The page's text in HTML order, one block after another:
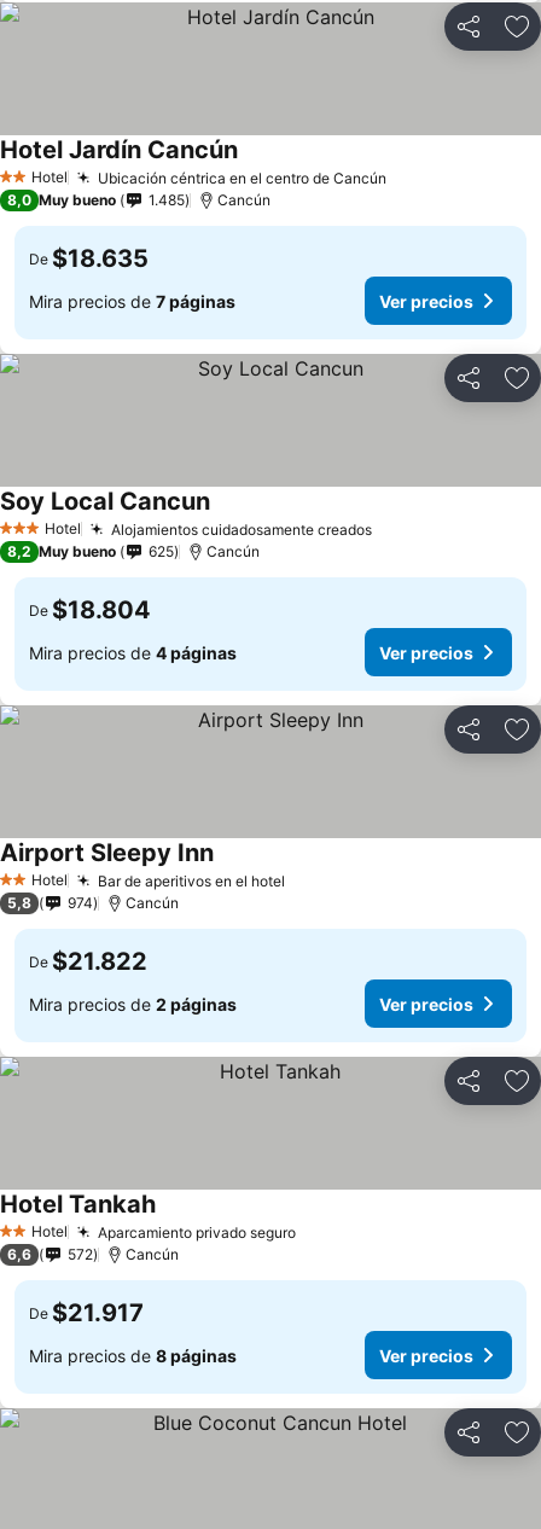
Compartir
2 Estrellas
Hotel Ubicación céntrica en el centro de Cancún
Hotel Jardín Cancún
8,0 Muy bueno 1.485 Cancún
De $18.635
Mira precios de 7 páginas Ver precios
Compartir
3 Estrellas
Hotel Alojamientos cuidadosamente creados
Soy Local Cancun
8,2 Muy bueno 625 Cancún
De $18.804
Mira precios de 4 páginas Ver precios
Compartir
2 Estrellas
Hotel Bar de aperitivos en el hotel
Airport Sleepy Inn
5,8 974 Cancún
De $21.822
Mira precios de 2 páginas Ver precios
Compartir
2 Estrellas
Hotel Aparcamiento privado seguro
Hotel Tankah
6,6 572 Cancún
De $21.917
Mira precios de 8 páginas Ver precios
Compartir